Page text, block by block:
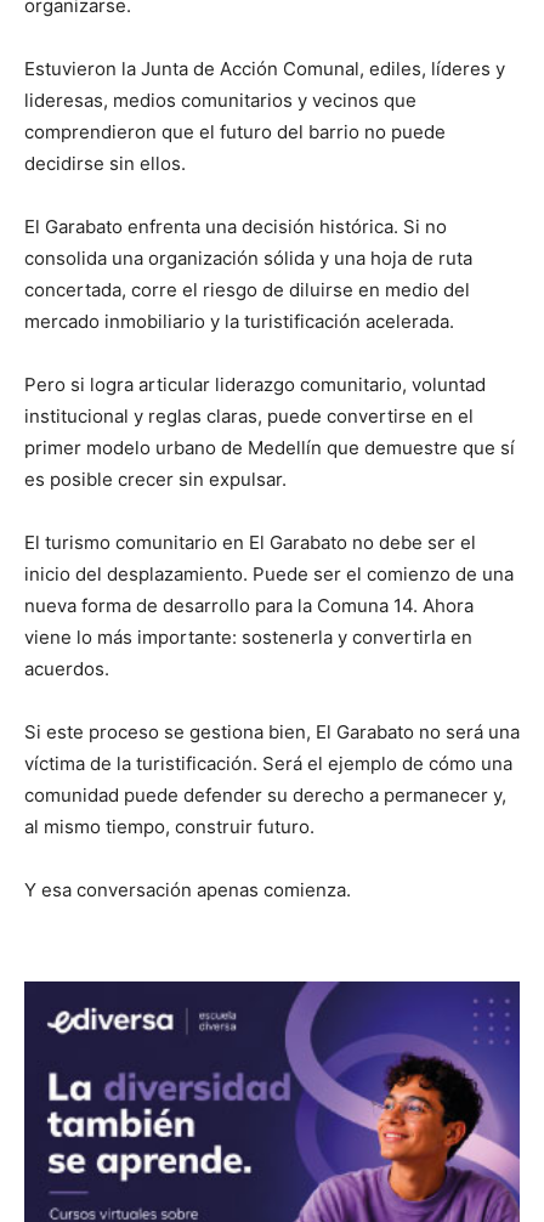
organizarse.
Estuvieron la Junta de Acción Comunal, ediles, líderes y
lideresas, medios comunitarios y vecinos que
comprendieron que el futuro del barrio no puede
decidirse sin ellos.
El Garabato enfrenta una decisión histórica. Si no
consolida una organización sólida y una hoja de ruta
concertada, corre el riesgo de diluirse en medio del
mercado inmobiliario y la turistificación acelerada.
Pero si logra articular liderazgo comunitario, voluntad
institucional y reglas claras, puede convertirse en el
primer modelo urbano de Medellín que demuestre que sí
es posible crecer sin expulsar.
El turismo comunitario en El Garabato no debe ser el
inicio del desplazamiento. Puede ser el comienzo de una
nueva forma de desarrollo para la Comuna 14. Ahora
viene lo más importante: sostenerla y convertirla en
acuerdos.
Si este proceso se gestiona bien, El Garabato no será una
víctima de la turistificación. Será el ejemplo de cómo una
comunidad puede defender su derecho a permanecer y,
al mismo tiempo, construir futuro.
Y esa conversación apenas comienza.